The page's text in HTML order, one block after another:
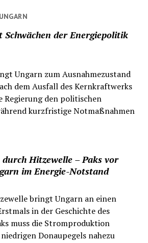
Schwächen der Energiepolitik
Ungarn zum Ausnahmezustand
dem Ausfall des Kernkraftwerks
Regierung den politischen
kurzfristige Notmaßnahmen
Hitzewelle – Paks vor
im Energie-Notstand
bringt Ungarn an einen
in der Geschichte des
muss die Stromproduktion
Donaupegels nahezu